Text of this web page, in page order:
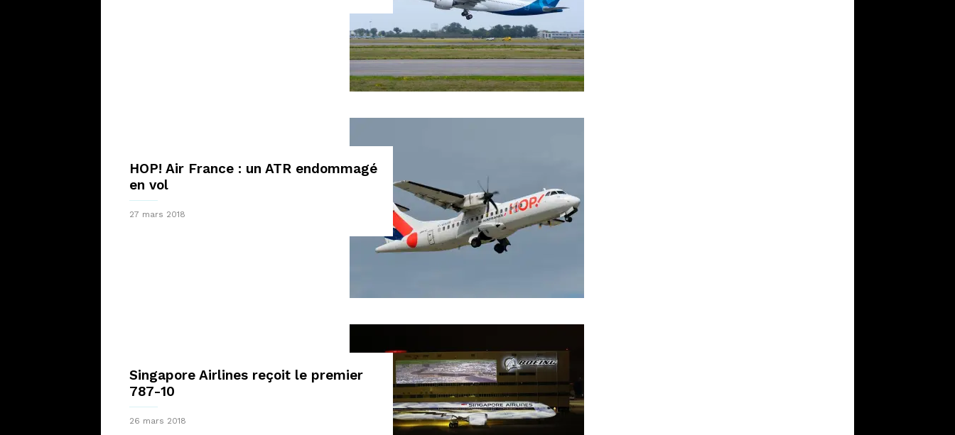
HOP! Air France : un ATR endommagé
en vol
27 mars 2018
Singapore Airlines reçoit le premier
787-10
26 mars 2018